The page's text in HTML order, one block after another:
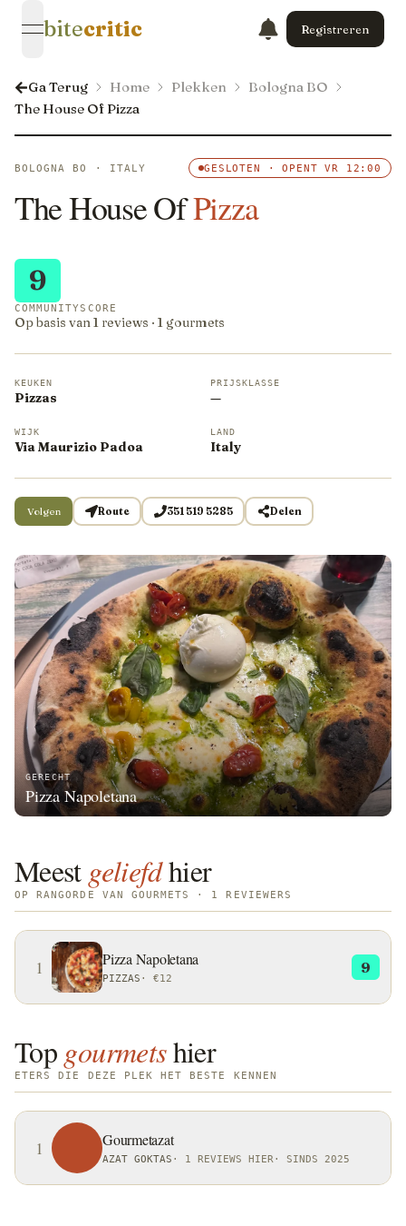
open navigation menu
bitecritic Registreren
Ga Terug Home Plekken
Bologna BO
The House Of Pizza
GERECHT
Pizza Napoletana
BOLOGNA BO · ITALY GESLOTEN · OPENT VR 12:00
The House OfPizza
9
COMMUNITYSCORE
Op basis van 1 reviews · 1 gourmets
KEUKEN
Pizzas
PRIJSKLASSE
—
WIJK
Via Maurizio Padoa
LAND
Italy
Volgen Route 351 519 5285 Delen
Meest geliefdhier
OP RANGORDE VAN GOURMETS · 1 REVIEWERS
1 Pizza Napoletana
PIZZAS · €12
9
Top gourmetshier
ETERS DIE DEZE PLEK HET BESTE KENNEN
1 Gourmetazat
AZAT GOKTAS · 1 REVIEWS HIER · SINDS 2025